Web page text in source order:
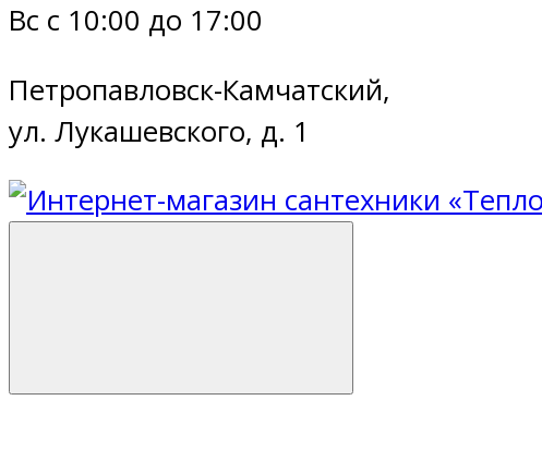
Вс с 10:00 до 17:00
Петропавловск-Камчатский,
ул. Лукашевского, д. 1